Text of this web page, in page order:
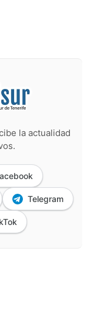
la actualidad
Telegram